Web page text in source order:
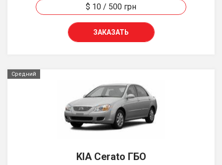
$ 10 / 500 грн
ЗАКАЗАТЬ
Средний
KIA Cerato ГБО